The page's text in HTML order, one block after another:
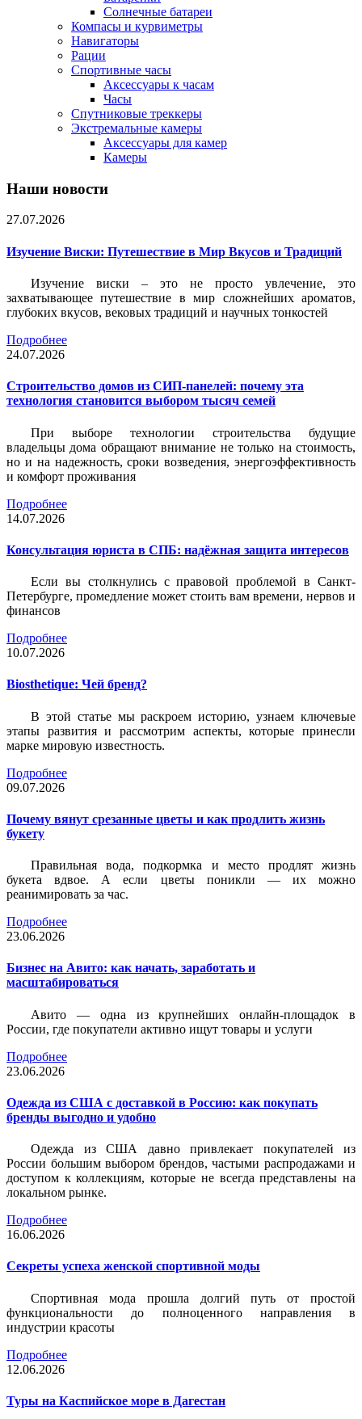
Солнечные батареи
Компасы и курвиметры
Навигаторы
Рации
Спортивные часы
Аксессуары к часам
Часы
Спутниковые треккеры
Экстремальные камеры
Аксессуары для камер
Камеры
Наши новости
27.07.2026
Изучение Виски: Путешествие в Мир Вкусов и Традиций
Изучение виски – это не просто увлечение, это
захватывающее путешествие в мир сложнейших ароматов,
глубоких вкусов, вековых традиций и научных тонкостей
Подробнее
24.07.2026
Строительство домов из СИП-панелей: почему эта
технология становится выбором тысяч семей
При выборе технологии строительства будущие
владельцы дома обращают внимание не только на стоимость,
но и на надежность, сроки возведения, энергоэффективность
и комфорт проживания
Подробнее
14.07.2026
Консультация юриста в СПБ: надёжная защита интересов
Если вы столкнулись с правовой проблемой в Санкт-
Петербурге, промедление может стоить вам времени, нервов и
финансов
Подробнее
10.07.2026
Biosthetique: Чей бренд?
В этой статье мы раскроем историю, узнаем ключевые
этапы развития и рассмотрим аспекты, которые принесли
марке мировую известность.
Подробнее
09.07.2026
Почему вянут срезанные цветы и как продлить жизнь
букету
Правильная вода, подкормка и место продлят жизнь
букета вдвое. А если цветы поникли — их можно
реанимировать за час.
Подробнее
23.06.2026
Бизнес на Авито: как начать, заработать и
масштабироваться
Авито — одна из крупнейших онлайн-площадок в
России, где покупатели активно ищут товары и услуги
Подробнее
23.06.2026
Одежда из США с доставкой в Россию: как покупать
бренды выгодно и удобно
Одежда из США давно привлекает покупателей из
России большим выбором брендов, частыми распродажами и
доступом к коллекциям, которые не всегда представлены на
локальном рынке.
Подробнее
16.06.2026
Секреты успеха женской спортивной моды
Спортивная мода прошла долгий путь от простой
функциональности до полноценного направления в
индустрии красоты
Подробнее
12.06.2026
Туры на Каспийское море в Дагестан